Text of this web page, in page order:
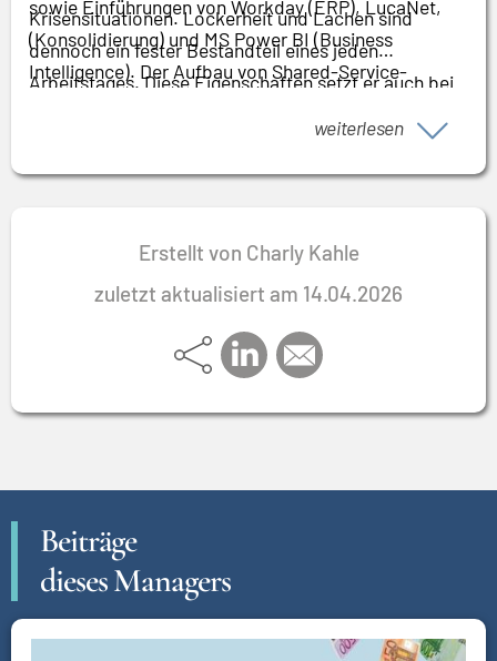
sowie Einführungen von Workday (ERP), LucaNet,
(Konsolidierung) und MS Power BI (Business
Intelligence). Der Aufbau von Shared-Service-
Polen und auf die Philippinen waren weitere
Krisensituationen. Lockerheit und Lachen sind
dennoch ein fester Bestandteil eines jeden
Arbeitstages. Diese Eigenschaften setzt er auch bei
weiterlesen
Erstellt von Charly Kahle
zuletzt aktualisiert am 14.04.2026
Beiträge
dieses Managers